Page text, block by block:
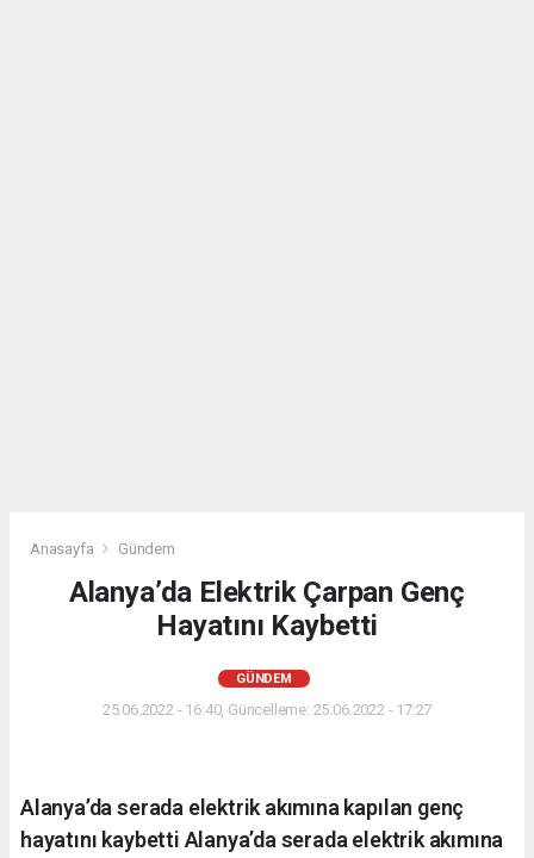
Anasayfa Gündem
Alanya’da Elektrik Çarpan Genç
Hayatını Kaybetti
GÜNDEM
25.06.2022 - 16:40, Güncelleme: 25.06.2022 - 17:27
Alanya’da serada elektrik akımına kapılan genç
hayatını kaybetti Alanya’da serada elektrik akımına